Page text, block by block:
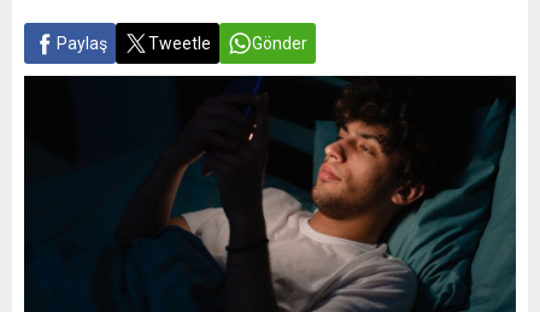
Paylaş Tweetle Gönder